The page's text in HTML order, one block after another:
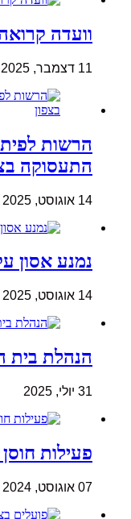
וועדה
11 דצמבר, 2025
הרשות
התעסוקה
14 אוגוסט, 2025
נמנע אסון
14 אוגוסט, 2025
הנהלת בית
31 יולי, 2025
פעילות
07 אוגוסט, 2024